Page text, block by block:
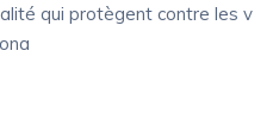
qui protègent contre les v